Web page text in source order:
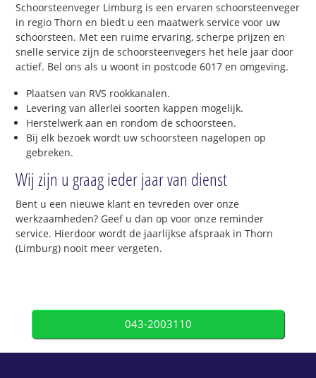
Schoorsteenveger Limburg is een ervaren schoorsteenveger
in regio Thorn en biedt u een maatwerk service voor uw
schoorsteen. Met een ruime ervaring, scherpe prijzen en
snelle service zijn de schoorsteenvegers het hele jaar door
actief. Bel ons als u woont in postcode 6017 en omgeving.
Plaatsen van RVS rookkanalen.
Levering van allerlei soorten kappen mogelijk.
Herstelwerk aan en rondom de schoorsteen.
Bij elk bezoek wordt uw schoorsteen nagelopen op
gebreken.
Wij zijn u graag ieder jaar van dienst
Bent u een nieuwe klant en tevreden over onze
werkzaamheden? Geef u dan op voor onze reminder
service. Hierdoor wordt de jaarlijkse afspraak in Thorn
(Limburg) nooit meer vergeten.
043-2003110